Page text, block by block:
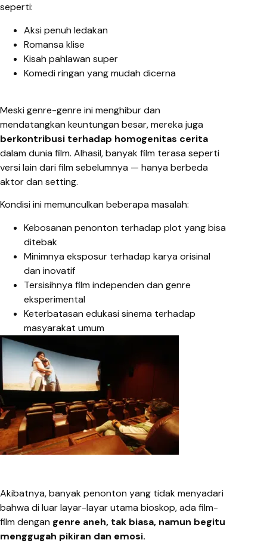
seperti:
Aksi penuh ledakan
Romansa klise
Kisah pahlawan super
Komedi ringan yang mudah dicerna
Meski genre-genre ini menghibur dan
mendatangkan keuntungan besar, mereka juga
berkontribusi terhadap homogenitas cerita
dalam dunia film. Alhasil, banyak film terasa seperti
versi lain dari film sebelumnya — hanya berbeda
aktor dan setting.
Kondisi ini memunculkan beberapa masalah:
Kebosanan penonton terhadap plot yang bisa
ditebak
Minimnya eksposur terhadap karya orisinal
dan inovatif
Tersisihnya film independen dan genre
eksperimental
Keterbatasan edukasi sinema terhadap
masyarakat umum
Akibatnya, banyak penonton yang tidak menyadari
bahwa di luar layar-layar utama bioskop, ada film-
film dengan genre aneh, tak biasa, namun begitu
menggugah pikiran dan emosi.